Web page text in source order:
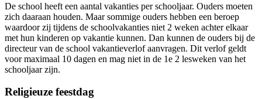
De school heeft een aantal vakanties per schooljaar. Ouders moeten
zich daaraan houden. Maar sommige ouders hebben een beroep
waardoor zij tijdens de schoolvakanties niet 2 weken achter elkaar
met hun kinderen op vakantie kunnen. Dan kunnen de ouders bij de
directeur van de school vakantieverlof aanvragen. Dit verlof geldt
voor maximaal 10 dagen en mag niet in de 1e 2 lesweken van het
schooljaar zijn.
Religieuze feestdag